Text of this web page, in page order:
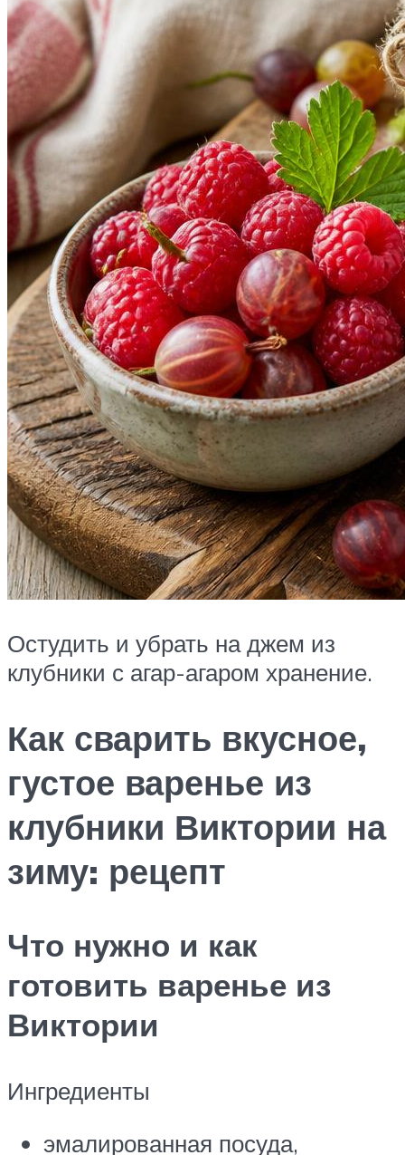
Остудить и убрать на джем из
клубники с агар-агаром хранение.
Как сварить вкусное,
густое варенье из
клубники Виктории на
зиму: рецепт
Что нужно и как
готовить варенье из
Виктории
Ингредиенты
эмалированная посуда,